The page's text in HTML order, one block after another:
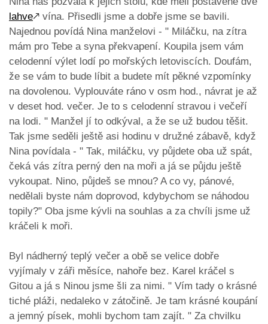
lahve🡕 vína. Přisedli jsme a dobře jsme se bavili.
Najednou povídá Nina manželovi - " Miláčku, na zítra
mám pro Tebe a syna překvapení. Koupila jsem vám
celodenní výlet lodí po mořských letoviscích. Doufám,
že se vám to bude líbit a budete mít pěkné vzpomínky
na dovolenou. Vyplouváte ráno v osm hod., návrat je až
v deset hod. večer. Je to s celodenní stravou i večeří
na lodi. " Manžel jí to odkýval, a že se už budou těšit.
Tak jsme seděli ještě asi hodinu v družné zábavě, když
Nina povídala - " Tak, miláčku, vy půjdete oba už spát,
čeká vás zítra perný den na moři a já se půjdu ještě
vykoupat. Nino, půjdeš se mnou? A co vy, pánové,
nedělali byste nám doprovod, kdybychom se náhodou
topily?" Oba jsme kývli na souhlas a za chvíli jsme už
kráčeli k moři.
Byl nádherný teplý večer a obě se velice dobře
vyjímaly v záři měsíce, nahoře bez. Karel kráčel s
Gitou a já s Ninou jsme šli za nimi. " Vím tady o krásné
tiché pláži, nedaleko v zátočině. Je tam krásné koupání
a jemný písek, mohli bychom tam zajít. " Za chvilku